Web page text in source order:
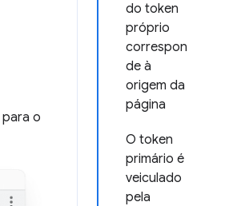
do token
próprio
correspon
de à
origem da
página
O token
primário é
veiculado
pela
para o